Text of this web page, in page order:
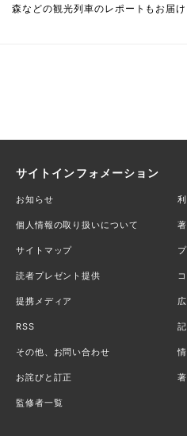
森などの観光列車のレポートもお届け
サイトインフォメーション
お知らせ
個人情報の取り扱いについて
サイトマップ
読者プレゼント提供
提携メディア
RSS
その他、お問い合わせ
お詫びと訂正
監修者一覧